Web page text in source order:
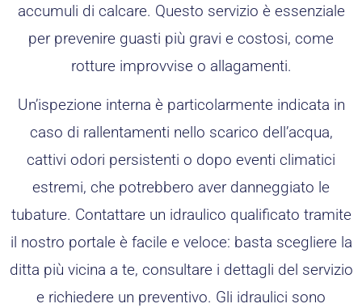
accumuli di calcare. Questo servizio è essenziale
per prevenire guasti più gravi e costosi, come
rotture improvvise o allagamenti.
Un’ispezione interna è particolarmente indicata in
caso di rallentamenti nello scarico dell’acqua,
cattivi odori persistenti o dopo eventi climatici
estremi, che potrebbero aver danneggiato le
tubature. Contattare un idraulico qualificato tramite
il nostro portale è facile e veloce: basta scegliere la
ditta più vicina a te, consultare i dettagli del servizio
e richiedere un preventivo. Gli idraulici sono